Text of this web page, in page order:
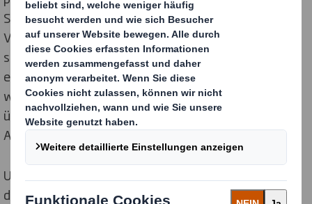
Schlüsselelement für das Leistungsmanagement, um
Verschmutzungsereignisse zu vermeiden und
sicherzustellen, dass das Wasser in demselben oder
einem besseren Zustand in die Umwelt zurückgeführt
wird, als es entnommen wurde. An einigen Standorten
übernehmen wir auch die Abwasserreinigung im
Auftrag der örtlichen Gemeinde.
Unsere zweite Priorität beim Wassermanagement ist
das Management unserer Anlagen in Gebieten mit